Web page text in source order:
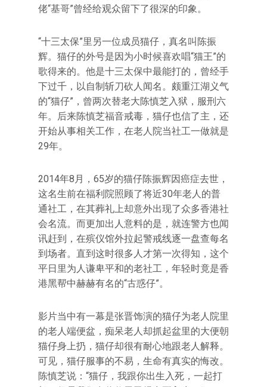
佬“基哥”曾经给观众留下了很深的印象。
“十三太保”里另一位成员猫仔，真名叫陈振
辉。猫仔的外号是因为小时候喜欢唱“猫王”的
歌得来的。他是十三太保中最能打的，曾经手
下过千，以自制斩刀砍人闻名。颇重江湖义气
的“猫仔”，曾两次替老大陈慎芝入狱，服刑六
年。后来陈慎芝福音戒毒，猫仔也信了主，还
开始从事相关工作，在老人院当社工一做就是
29年。
2014年8月，65岁的猫仔陈振辉因癌症去世，
这名生前在福利院照顾了将近30年老人的普
通社工，在其葬礼上却意外出现了众多香港社
会名流。而更加出人意料的是，就连警方也闻
讯赶到，在殡仪馆外拉起警戒线逐一盘查每名
到场者。直到这时很多人才第一次得知，这个
平日里为人谦卑平和的老社工，年轻时竟是香
港黑帮中赫赫有名的“古惑仔”。
影片当中有一幕是张晋饰演的猫仔为老人院里
的老人端便盆，痴呆老人却抓起盆里的大便朝
猫仔身上扔，猫仔却很有耐心地跟老人解释。
可见，猫仔服事的不易，生命有真实的悔改。
陈慎芝说：“猫仔，我跟你出生入死，一起打